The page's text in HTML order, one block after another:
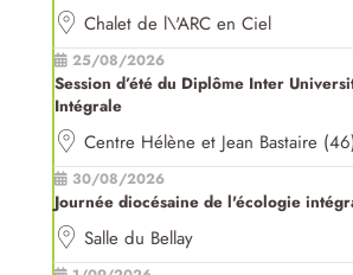
Chalet de l\'ARC en Ciel
25/08/2026
Session d’été du Diplôme Inter
Intégrale
Centre Hélène et Jean Bastaire
30/08/2026
Journée diocésaine de l'écologie
Salle du Bellay